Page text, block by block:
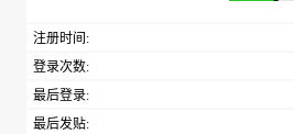
注册时间:
登录次数:
最后登录:
最后发贴: